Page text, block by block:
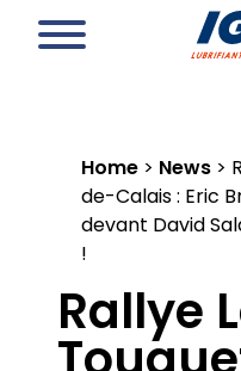
Home > News >
de-Calais : Eric
devant David
!
Rallye